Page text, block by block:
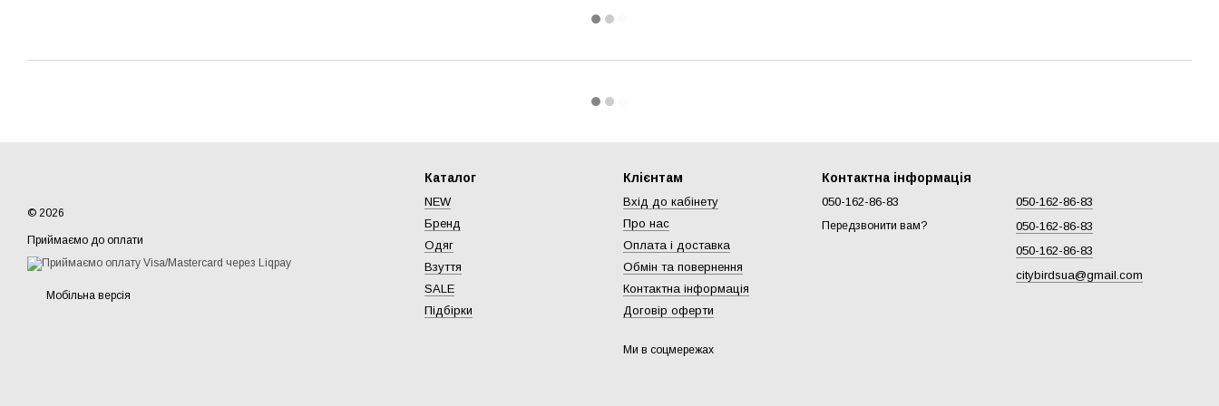
© 2026
Приймаємо до оплати
Мобільна версія
Каталог
NEW
Бренд
Одяг
Взуття
SALE
Підбірки
Клієнтам
Вхід до кабінету
Про нас
Оплата і доставка
Обмін та повернення
Контактна інформація
Договір оферти
Ми в соцмережах
Контактна інформація
050-162-86-83
Передзвонити вам?
050-162-86-83
050-162-86-83
050-162-86-83
citybirdsua@gmail.com